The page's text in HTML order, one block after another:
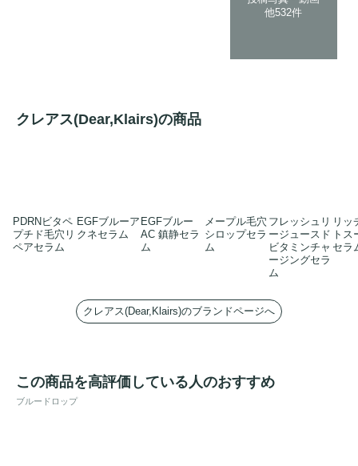
他532件
クレアス(Dear,Klairs)の商品
PDRNビタペ
プチド毛穴リ
ペアセラム
EGFブルーア
クネセラム
EGFブルー
AC 鎮静セラ
ム
メープル毛穴
シロップセラ
ム
フレッシュリ
ージュースド
ビタミンチャ
ージングセラ
ム
リッ
トス
セラ
クレアス(Dear,Klairs)のブランドページへ
この商品を高評価している人のおすすめ
ブルードロップ